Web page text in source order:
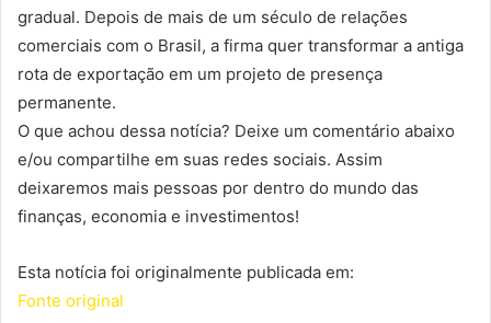
gradual. Depois de mais de um século de relações
comerciais com o Brasil, a firma quer transformar a antiga
rota de exportação em um projeto de presença
permanente.
O que achou dessa notícia? Deixe um comentário abaixo
e/ou compartilhe em suas redes sociais. Assim
deixaremos mais pessoas por dentro do mundo das
finanças, economia e investimentos!
Esta notícia foi originalmente publicada em:
Fonte original